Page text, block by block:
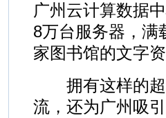
广州云计算数据
8万台服务器，满
家图书馆的文字资
拥有这样的超
流，还为广州吸